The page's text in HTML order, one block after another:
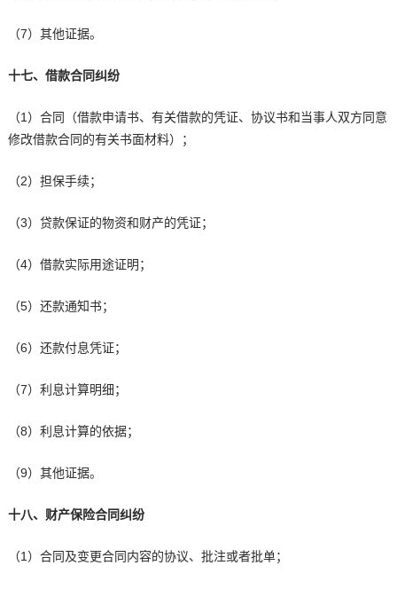
（7）其他证据。
十七、借款合同纠纷
（1）合同（借款申请书、有关借款的凭证、协议书和当事人双方同意
修改借款合同的有关书面材料）；
（2）担保手续；
（3）贷款保证的物资和财产的凭证；
（4）借款实际用途证明；
（5）还款通知书；
（6）还款付息凭证；
（7）利息计算明细；
（8）利息计算的依据；
（9）其他证据。
十八、财产保险合同纠纷
（1）合同及变更合同内容的协议、批注或者批单；